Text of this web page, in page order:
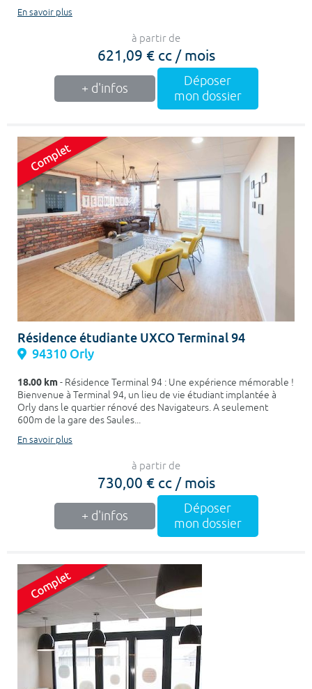
En savoir plus
à partir de
621,09 € cc / mois
+ d'infos
Déposer
mon dossier
Résidence étudiante UXCO Terminal 94
94310 Orly
18.00 km- Résidence Terminal 94 : Une expérience mémorable !
Bienvenue à Terminal 94, un lieu de vie étudiant implantée à
Orly dans le quartier rénové des Navigateurs. A seulement
600m de la gare des Saules...
En savoir plus
à partir de
730,00 € cc / mois
+ d'infos
Déposer
mon dossier